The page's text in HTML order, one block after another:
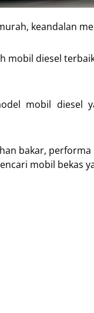
keandalan
mobil diesel
mobil diesel
bakar,
mobil bekas